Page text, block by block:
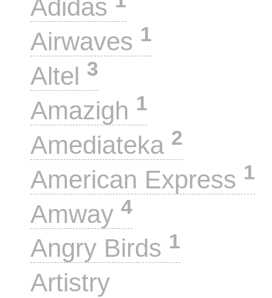
Adidas
Airwaves 1
Altel 3
Amazigh 1
Amediateka 2
American Express 1
Amway 4
Angry Birds 1
Artistry